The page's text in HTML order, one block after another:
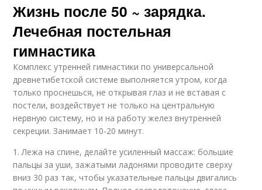
Жизнь после 50 ~ зарядка.
Лечебная постельная
гимнастика
Комплекс утренней гимнастики по универсальной
древнетибетской системе выполняется утром, когда
только проснешься, не открывая глаз и не вставая с
постели, воздействует не только на центральную
нервную систему, но и на работу желез внутренней
секреции. Занимает 10-20 минут.
1. Лежа на спине, делайте усиленный массаж: большие
пальцы за уши, зажатыми ладонями проводите сверху
вниз 30 раз так, чтобы указательные пальцы двигались